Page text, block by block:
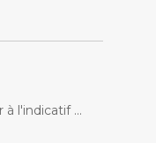
l'indicatif ...